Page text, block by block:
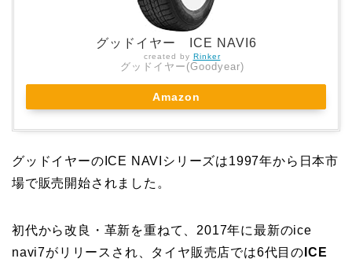
グッドイヤー ICE NAVI6
created by Rinker
グッドイヤー(Goodyear)
Amazon
グッドイヤーのICE NAVIシリーズは1997年から日本市
場で販売開始されました。
初代から改良・革新を重ねて、2017年に最新のice
navi7がリリースされ、タイヤ販売店では6代目の ICE